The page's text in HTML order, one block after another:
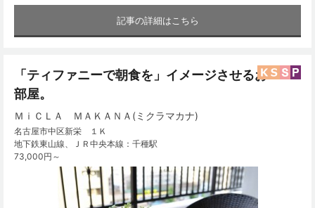
記事の詳細はこちら
「ティファニーで朝食を」イメージさせるお
部屋。
ＭｉＣＬＡ ＭＡＫＡＮＡ(ミクラマカナ)
名古屋市中区新栄 １Ｋ
地下鉄東山線、ＪＲ中央本線：千種駅
73,000円～